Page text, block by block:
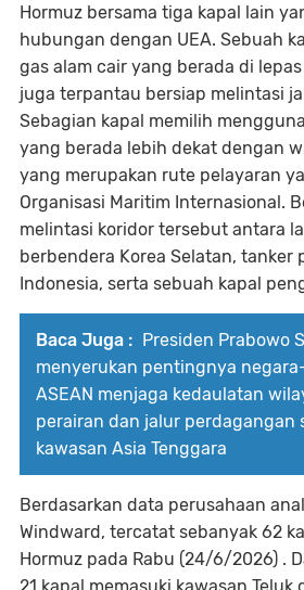
Hormuz bersama tiga kapal lain
hubungan dengan UEA. Sebuah
gas alam cair yang berada di
juga terpantau bersiap melintasi
Sebagian kapal memilih
yang berada lebih dekat dengan
yang merupakan rute pelayaran
Organisasi Maritim Internasional.
melintasi koridor tersebut antara
berbendera Korea Selatan, tanker
Indonesia, serta sebuah kapal
Baca Juga : Presiden Prabowo
menyerukan pentingnya
ASEAN menjaga kedaulatan
perairan dan jalur perdagangan
kawasan Asia Tenggara
Berdasarkan data perusahaan
Windward, tercatat sebanyak 62
Hormuz pada Rabu (24/6/2026) .
21 kapal memasuki kawasan Teluk